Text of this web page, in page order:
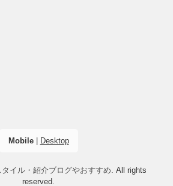
Mobile| Desktop
イル・紹介ブログやおすすめ . All rights
reserved.